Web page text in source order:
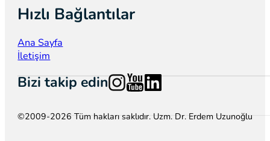
Hızlı Bağlantılar
Ana Sayfa
İletişim
Bizi takip edinFollow us on Instagram
Follow us on YouTube
Follow us on LinkedIn
©2009-2026 Tüm hakları saklıdır. Uzm. Dr. Erdem Uzunoğlu